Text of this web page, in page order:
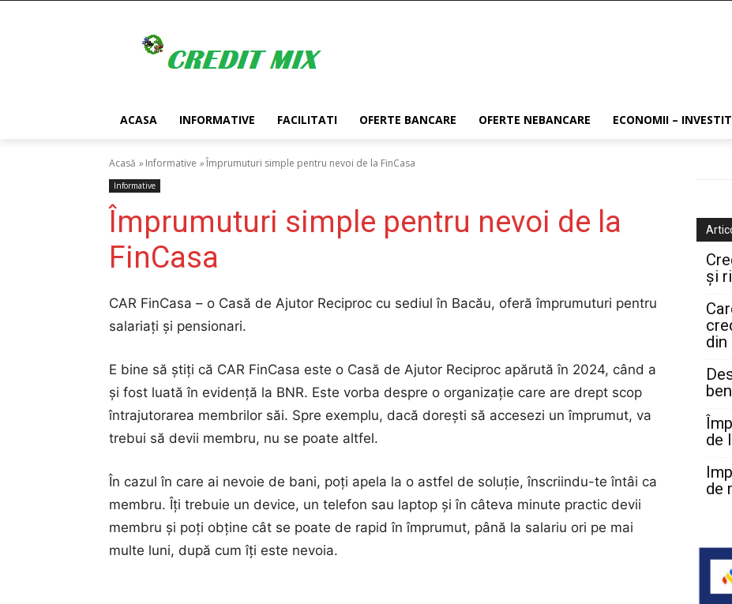
ACASA INFORMATIVE FACILITATI OFERTE BANCARE OFERTE NEBANCARE ECONOMII –
Acasă » Informative »Împrumuturi simple pentru nevoi de la FinCasa
Informative
Împrumuturi simple pentru nevoi de la
FinCasa
CAR FinCasa – o Casă de Ajutor Reciproc cu sediul în Bacău, oferă împrumuturi pentru
salariați și pensionari.
E bine să știți că CAR FinCasa este o Casă de Ajutor Reciproc apărută în 2024, când a
și fost luată în evidență la BNR. Este vorba despre o organizație care are drept scop
întrajutorarea membrilor săi. Spre exemplu, dacă dorești să accesezi un împrumut, va
trebui să devii membru, nu se poate altfel.
În cazul în care ai nevoie de bani, poți apela la o astfel de soluție, înscriindu-te întâi ca
membru. Îți trebuie un device, un telefon sau laptop și în câteva minute practic devii
membru și poți obține cât se poate de rapid în împrumut, până la salariu ori pe mai
multe luni, după cum îți este nevoia.
și
din
de
de